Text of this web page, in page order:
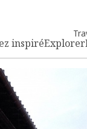
inspiréExplorer